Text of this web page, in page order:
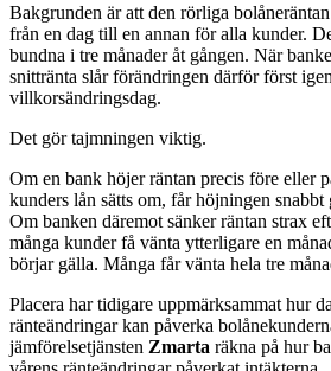
Bakgrunden är att den rörliga
från en dag till en annan för alla kunder.
bundna i tre månader åt gången. När
snittränta slår förändringen därför först
villkorsändringsdag.
Det gör tajmningen viktig.
Om en bank höjer räntan precis före eller
kunders lån sätts om, får höjningen snabbt
Om banken däremot sänker räntan strax
många kunder få vänta ytterligare en
börjar gälla. Många får vänta hela tre
Placera har tidigare uppmärksammat hur
ränteändringar kan påverka
jämförelsetjänsten Zmarta räkna på hur